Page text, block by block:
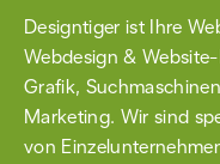
Designtiger ist Ihre
Webdesign &
Grafik,
Marketing. Wir sind
von